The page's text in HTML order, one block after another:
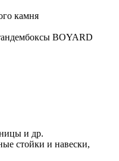
камня
BOYARD
и др.
стойки и навески,